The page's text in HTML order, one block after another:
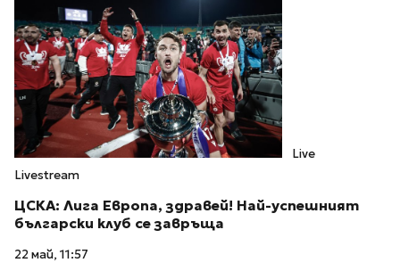
Live
Livestream
ЦСКА: Лига Европа, здравей! Най-успешният
български клуб се завръща
22 май, 11:57